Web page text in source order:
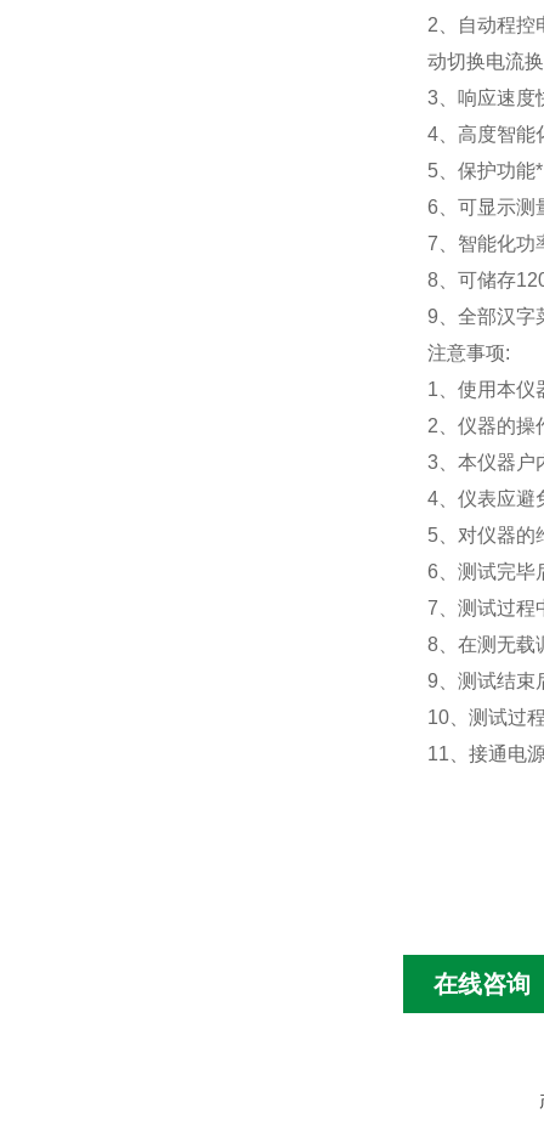
2、自动程控
动切换电流
3、响应速度
4、高度智能
5、保护功能
6、可显示测
7、智能化功
8、可储存
9、全部汉字
注意事项:
1、使用本仪
2、仪器的操
3、本仪器户
4、仪表应避
5、对仪器的
6、测试完毕
7、测试过程
8、在测无载
9、测试结束
10、测试过
11、接通电
在线咨询